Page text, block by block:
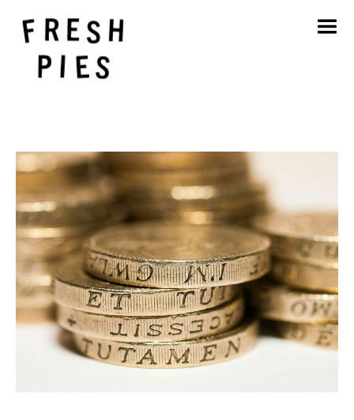
Inicio
Póngase en contacto con